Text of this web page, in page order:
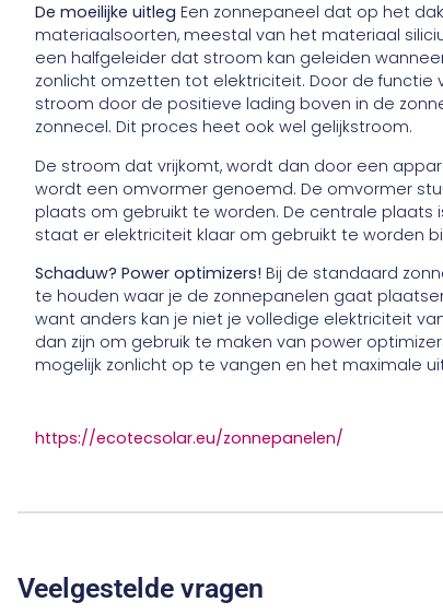
De moeilijke uitleg Een zonnepaneel dat op het
materiaalsoorten, meestal van het materiaal
een halfgeleider dat stroom kan geleiden
zonlicht omzetten tot elektriciteit. Door de
stroom door de positieve lading boven in de
zonnecel. Dit proces heet ook wel gelijkstroom.
De stroom dat vrijkomt, wordt dan door een
wordt een omvormer genoemd. De omvormer
plaats om gebruikt te worden. De centrale plaats
staat er elektriciteit klaar om gebruikt te worden
Schaduw? Power optimizers! Bij de standaard
te houden waar je de zonnepanelen gaat
want anders kan je niet je volledige elektriciteit
dan zijn om gebruik te maken van power
mogelijk zonlicht op te vangen en het maximale
https://ecotecsolar.eu/zonnepanelen/
Veelgestelde vragen